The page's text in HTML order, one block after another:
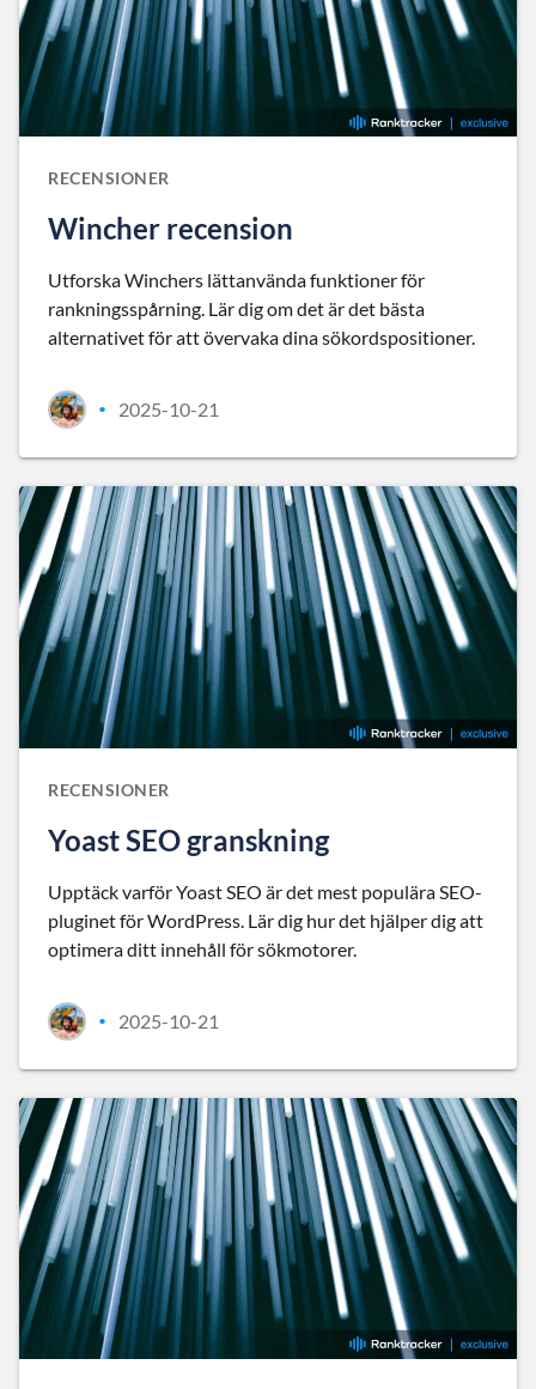
RECENSIONER
Wincher recension
Utforska Winchers lättanvända funktioner för
rankningsspårning. Lär dig om det är det bästa
alternativet för att övervaka dina sökordspositioner.
• 2025-10-21
RECENSIONER
Yoast SEO granskning
Upptäck varför Yoast SEO är det mest populära SEO-
pluginet för WordPress. Lär dig hur det hjälper dig att
optimera ditt innehåll för sökmotorer.
• 2025-10-21